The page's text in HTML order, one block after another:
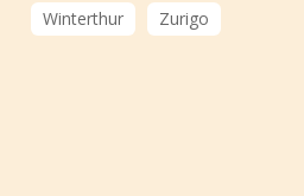
Winterthur
Zurigo